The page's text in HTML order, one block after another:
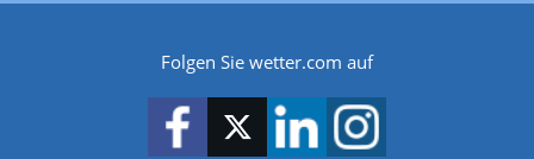
Folgen Sie wetter.com auf